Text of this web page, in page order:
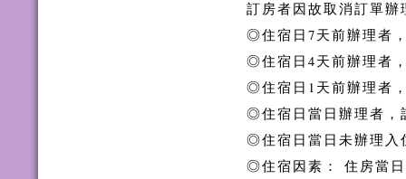
訂房者因故取消訂單
◎住宿日7天前辦理者
◎住宿日4天前辦理者
◎住宿日1天前辦理者
◎住宿日當日辦理者，
◎住宿日當日未辦理入
◎住宿因素： 住房當